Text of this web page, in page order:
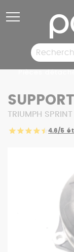
TRIUMPH
4.6/5